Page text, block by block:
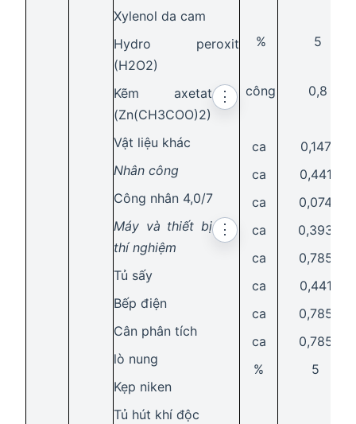
Xylenol da cam
Hydro peroxit
(H2O2)
Kẽm axetat
(Zn(CH3COO)2)
⋮
Vật liệu khác
Nhân công
Công nhân 4,0/7
Máy và thiết bị
thí nghiệm
⋮
Tủ sấy
Bếp điện
Cân phân tích
lò nung
Kẹp niken
Tủ hút khí độc
%
công
ca
ca
ca
ca
ca
ca
ca
ca
%
5
0,8
0,147
0,441
0,074
0,393
0,785
0,441
0,785
0,785
5